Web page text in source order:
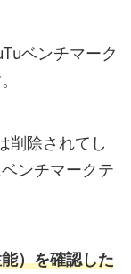
ベンチマーク
削除されてし
ンチマークテ
）を確認した